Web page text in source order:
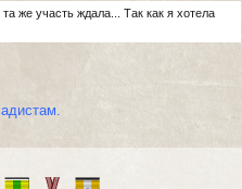
же участь ждала... Так как я хотела